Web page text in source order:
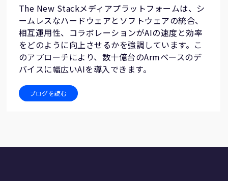
The New Stackメディアプラットフォームは、シ
ームレスなハードウェアとソフトウェアの統合、
相互運用性、コラボレーションがAIの速度と効率
をどのように向上させるかを強調しています。こ
のアプローチにより、数十億台のArmベースのデ
バイスに幅広いAIを導入できます。
ブログを読む